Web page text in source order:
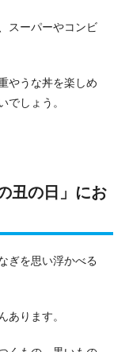
スーパーやコンビ
やうな丼を楽しめ
でしょう。
丑の日」にお
ぎを思い浮かべる
あります。